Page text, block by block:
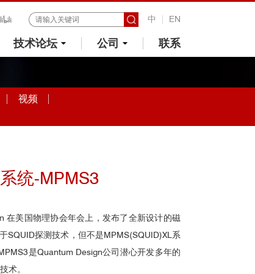
中 EN
技术论坛 公司 联系
视频
统-MPMS3
在美国物理协会年会上，发布了全新设计的磁
SQUID探测技术，但不是MPMS(SQUID)XL系
是Quantum Design公司潜心开发多年的
术。